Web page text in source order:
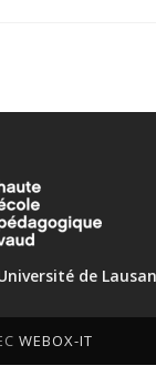
de
WEBOX-IT